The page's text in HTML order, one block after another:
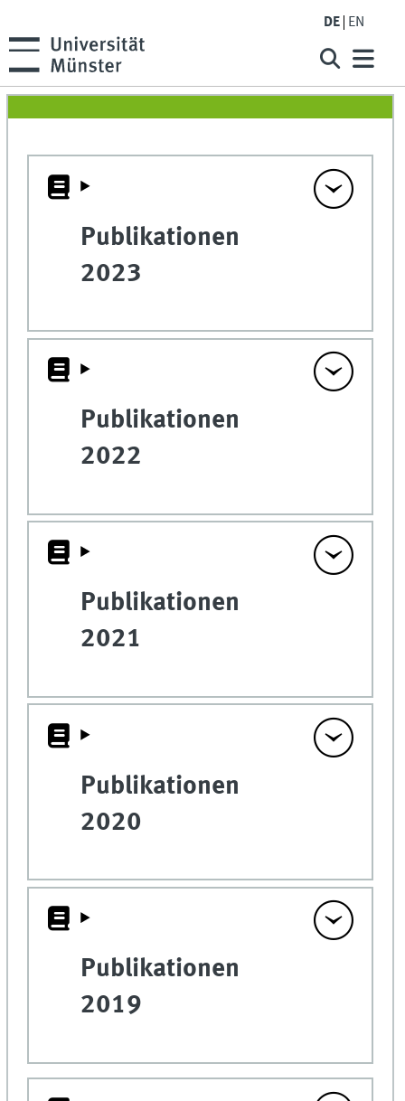
DE EN
Publikationen
2023
Publikationen
2022
Publikationen
2021
Publikationen
2020
Publikationen
2019